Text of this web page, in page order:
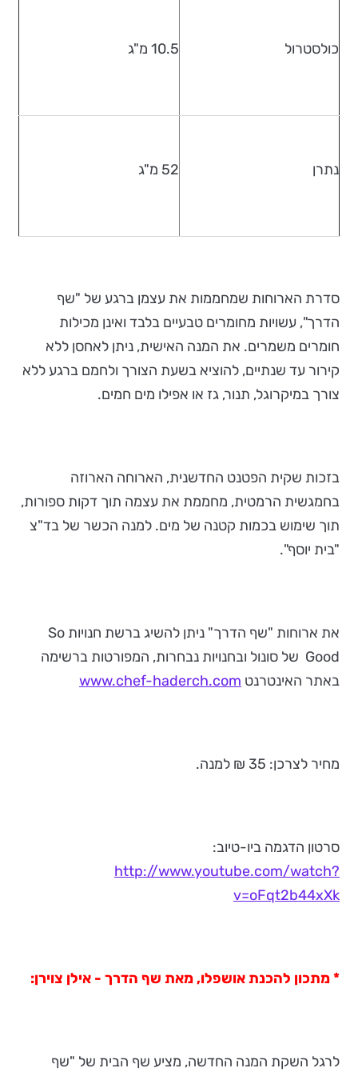
כולסטרול 10.5 מ"ג
נתרן 52 מ"ג
סדרת הארוחות שמחממות את עצמן ברגע של "שף
הדרך", עשויות מחומרים טבעיים בלבד ואינן מכילות
חומרים משמרים. את המנה האישית, ניתן לאחסן ללא
קירור עד שנתיים, להוציא בשעת הצורך ולחמם ברגע ללא
צורך במיקרוגל, תנור, גז או אפילו מים חמים.
בזכות שקית הפטנט החדשנית, הארוחה הארוזה
בחמגשית הרמטית, מחממת את עצמה תוך דקות ספורות,
תוך שימוש בכמות קטנה של מים. למנה הכשר של בד"צ
"בית יוסף".
את ארוחות "שף הדרך" ניתן להשיג ברשת חנויות So
Good של סונול ובחנויות נבחרות, המפורטות ברשימה
באתר האינטרנט www.chef-haderch.com
מחיר לצרכן: 35 ₪ למנה.
סרטון הדגמה ביו-טיוב:
http://www.youtube.com/watch?
v=oFqt2b44xXk
* מתכון להכנת אושפלו, מאת שף הדרך - אילן צוירן:
לרגל השקת המנה החדשה, מציע שף הבית של "שף